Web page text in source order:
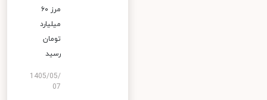
مرز ۶۰
میلیارد
تومان
رسید
1405/05/
07